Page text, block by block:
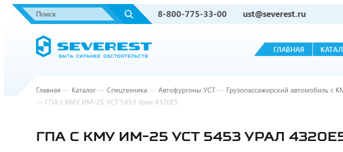
8-800-775-33-00 ust@severest.ru
ГЛАВНАЯ
Главная — Каталог — Спецтехника — Автофургоны УСТ — Грузопассажирский автомобиль с
— ГПА с КМУ ИМ-25 УСТ 5453 Урал 4320Е5
ГПА С КМУ ИМ-25 УСТ 5453 УРАЛ